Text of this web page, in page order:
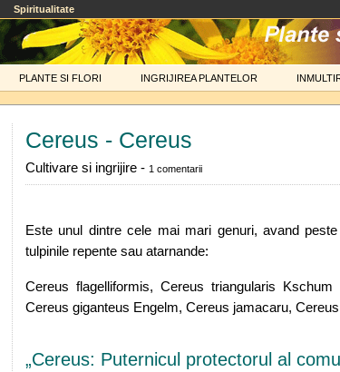
Spiritualitate
PLANTE SI FLORI INGRIJIREA PLANTELOR
Cereus - Cereus
Cultivare si ingrijire - 1 comentarii
Este unul dintre cele mai mari genuri, avand
tulpinile repente sau atarnande:
Cereus flagelliformis, Cereus triangularis
Cereus giganteus Engelm, Cereus jamacaru,
„Cereus: Puternicul protectorul al